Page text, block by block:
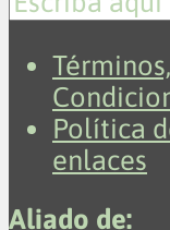
Política
enlaces
Aliado de: